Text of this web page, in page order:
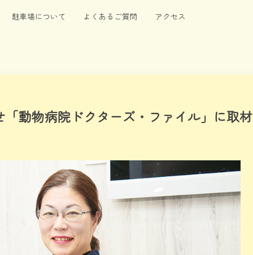
駐車場について よくあるご質問 アクセス
動物病院ドクターズ・ファイル」に取材